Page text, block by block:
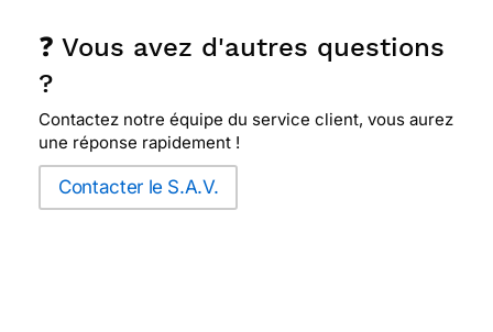
❓ Vous avez d'autres questions
?
Contactez notre équipe du service client, vous aurez
une réponse rapidement !
Contacter le S.A.V.